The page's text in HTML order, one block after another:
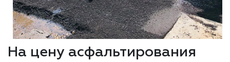
На цену асфальтирования